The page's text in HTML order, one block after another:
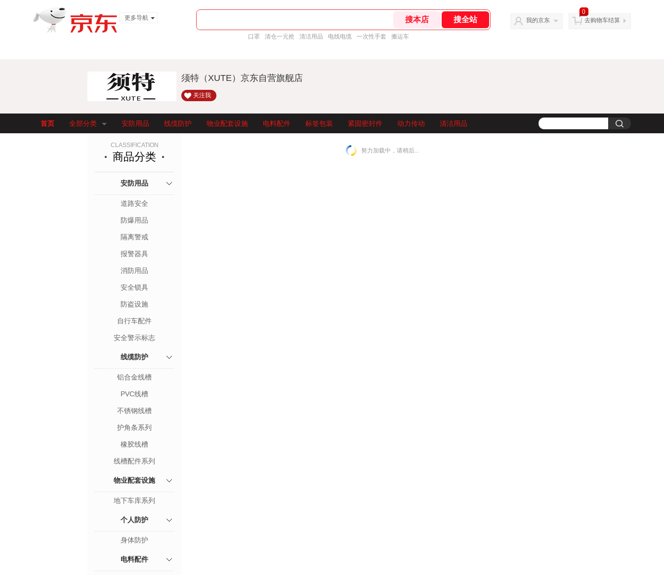
更多导航
口罩 清仓一元抢 清洁用品 电线电缆 一次性手套 搬运车
我的京东
0
去购物车结算
须特（XUTE）京东自营旗舰店
关注我
首页 全部分类 安防用品 线缆防护 物业配套设施 电料配件 标签包装 紧固密封件 动力传动 清洁用品
CLASSIFICATION
商品分类
安防用品
道路安全
防爆用品
隔离警戒
报警器具
消防用品
安全锁具
防盗设施
自行车配件
安全警示标志
线缆防护
铝合金线槽
PVC线槽
不锈钢线槽
护角条系列
橡胶线槽
线槽配件系列
物业配套设施
地下车库系列
个人防护
身体防护
电料配件
努力加载中，请稍后...